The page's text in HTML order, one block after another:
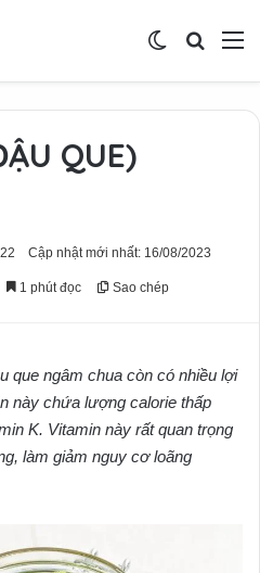
Tìm
Switch skin
QUE)
Cập nhật mới nhất: 16/08/2023
1 phút đọc Sao chép
que ngâm chua còn có nhiều lợi
này chứa lượng calorie thấp
K. Vitamin này rất quan trọng
làm giảm nguy cơ loãng